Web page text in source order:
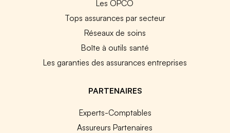
Les OPCO
Tops assurances par secteur
Réseaux de soins
Boîte à outils santé
Les garanties des assurances entreprises
PARTENAIRES
Experts-Comptables
Assureurs Partenaires